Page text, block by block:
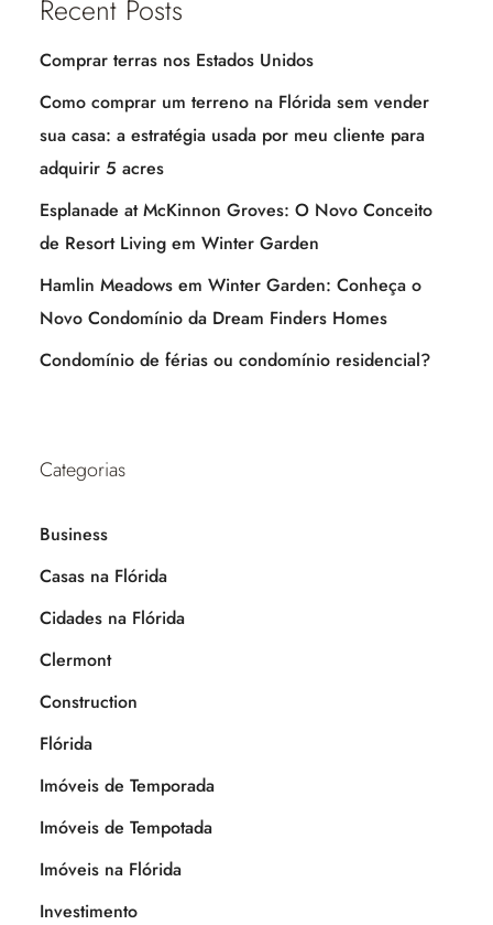
Recent Posts
Comprar terras nos Estados Unidos
Como comprar um terreno na Flórida sem vender
sua casa: a estratégia usada por meu cliente para
adquirir 5 acres
Esplanade at McKinnon Groves: O Novo Conceito
de Resort Living em Winter Garden
Hamlin Meadows em Winter Garden: Conheça o
Novo Condomínio da Dream Finders Homes
Condomínio de férias ou condomínio residencial?
Categorias
Business
Casas na Flórida
Cidades na Flórida
Clermont
Construction
Flórida
Imóveis de Temporada
Imóveis de Tempotada
Imóveis na Flórida
Investimento